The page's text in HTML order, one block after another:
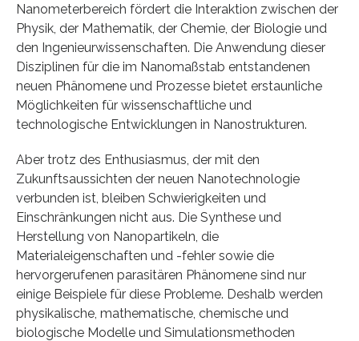
Nanometerbereich fördert die Interaktion zwischen der
Physik, der Mathematik, der Chemie, der Biologie und
den Ingenieurwissenschaften. Die Anwendung dieser
Disziplinen für die im Nanomaßstab entstandenen
neuen Phänomene und Prozesse bietet erstaunliche
Möglichkeiten für wissenschaftliche und
technologische Entwicklungen in Nanostrukturen.
Aber trotz des Enthusiasmus, der mit den
Zukunftsaussichten der neuen Nanotechnologie
verbunden ist, bleiben Schwierigkeiten und
Einschränkungen nicht aus. Die Synthese und
Herstellung von Nanopartikeln, die
Materialeigenschaften und -fehler sowie die
hervorgerufenen parasitären Phänomene sind nur
einige Beispiele für diese Probleme. Deshalb werden
physikalische, mathematische, chemische und
biologische Modelle und Simulationsmethoden